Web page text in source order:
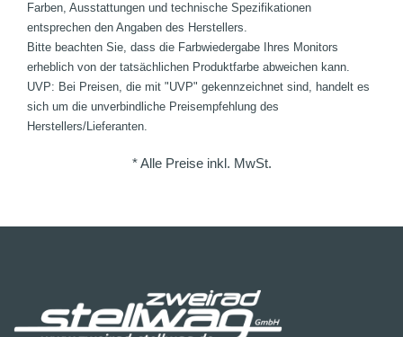
Farben, Ausstattungen und technische Spezifikationen
entsprechen den Angaben des Herstellers.
Bitte beachten Sie, dass die Farbwiedergabe Ihres Monitors
erheblich von der tatsächlichen Produktfarbe abweichen kann.
UVP: Bei Preisen, die mit "UVP" gekennzeichnet sind, handelt es
sich um die unverbindliche Preisempfehlung des
Herstellers/Lieferanten.
* Alle Preise inkl. MwSt.